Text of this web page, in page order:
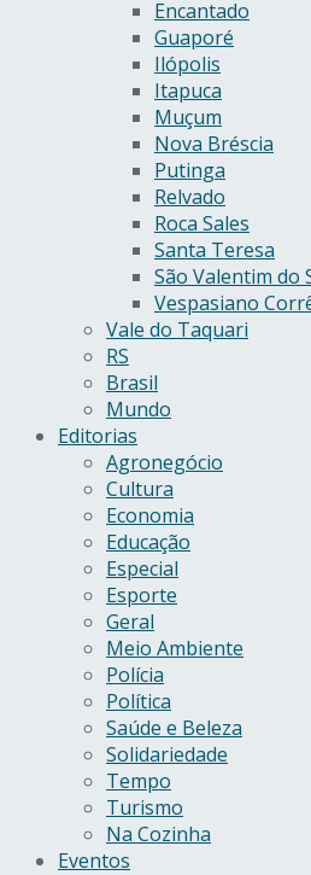
Encantado
Guaporé
Ilópolis
Itapuca
Muçum
Nova Bréscia
Putinga
Relvado
Roca Sales
Santa Teresa
São Valentim do
Vespasiano
Vale do Taquari
RS
Brasil
Mundo
Editorias
Agronegócio
Cultura
Economia
Educação
Especial
Esporte
Geral
Meio Ambiente
Polícia
Política
Saúde e Beleza
Solidariedade
Tempo
Turismo
Na Cozinha
Eventos